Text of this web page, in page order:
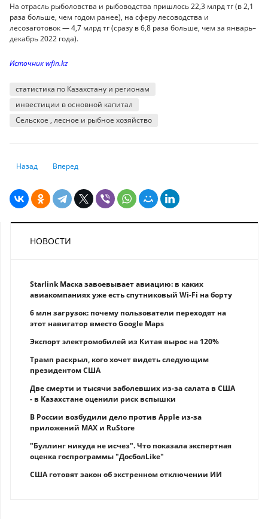
На отрасль рыболовства и рыбоводства пришлось 22,3 млрд тг (в 2,1
раза больше, чем годом ранее), на сферу лесоводства и
лесозаготовок— 4,7 млрд тг (сразу в 6,8 раза больше, чем за январь–
декабрь 2022 года).
Источник wfin.kz
статистика по Казахстану и регионам
инвестиции в основной капитал
Сельское , лесное и рыбное хозяйство
Предыдущий: Ставки снизятся: самое время открыть депозит или
Назад Следующий: Расходы казахстанских семей на
Вперед
НОВОСТИ
Starlink Маска завоевывает авиацию: в каких
авиакомпаниях уже есть спутниковый Wi-Fi на борту
6 млн загрузок: почему пользователи переходят на
этот навигатор вместо Google Maps
Экспорт электромобилей из Китая вырос на 120%
Трамп раскрыл, кого хочет видеть следующим
президентом США
Две смерти и тысячи заболевших из-за салата в США
- в Казахстане оценили риск вспышки
В России возбудили дело против Apple из-за
приложений MAX и RuStore
"Буллинг никуда не исчез". Что показала экспертная
оценка госпрограммы "ДосболLike"
США готовят закон об экстренном отключении ИИ